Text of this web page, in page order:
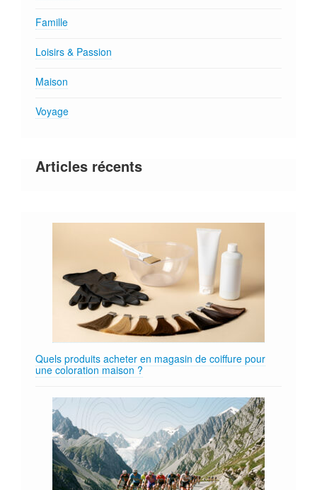
Famille
Loisirs & Passion
Maison
Voyage
Articles récents
Quels produits acheter en magasin de coiffure pour
une coloration maison ?